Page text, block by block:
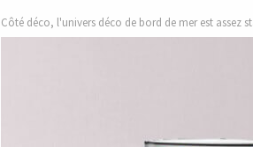
Côté déco, l'univers déco de bord de mer est assez